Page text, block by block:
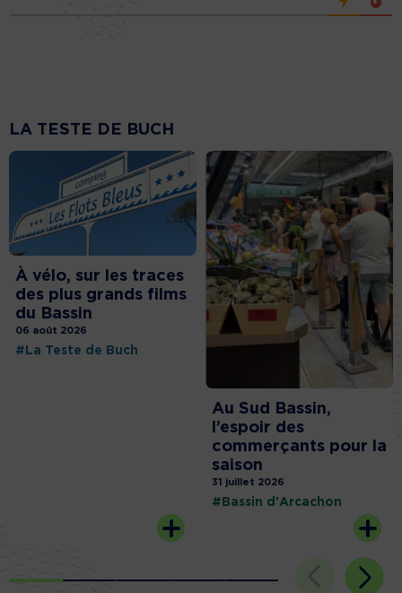
LA TESTE DE BUCH
À vélo, sur les traces
des plus grands films
du Bassin
06 août 2026
#La Teste de Buch
Au Sud Bassin,
l’espoir des
commerçants pour la
saison
31 juillet 2026
#Bassin d'Arcachon